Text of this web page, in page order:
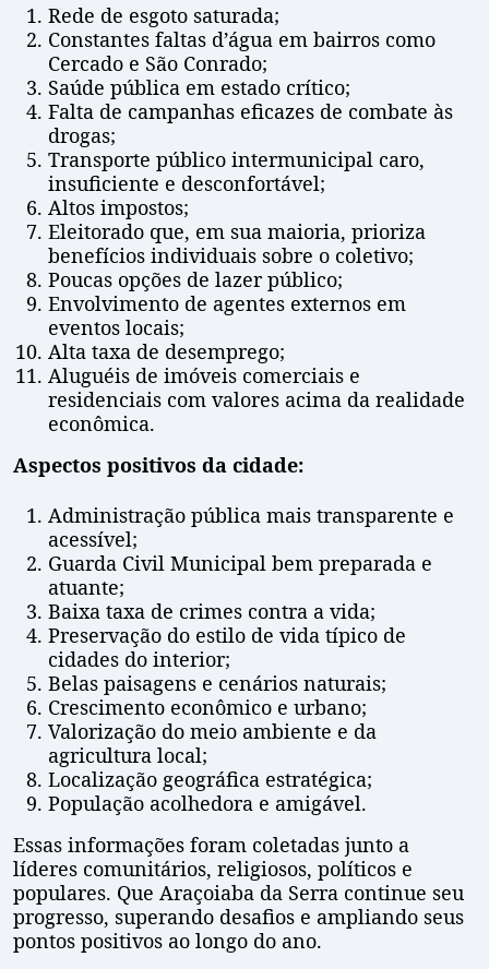
Rede de esgoto saturada;
Constantes faltas d’água em bairros como
Cercado e São Conrado;
Saúde pública em estado crítico;
Falta de campanhas eficazes de combate às
drogas;
Transporte público intermunicipal caro,
insuficiente e desconfortável;
Altos impostos;
Eleitorado que, em sua maioria, prioriza
benefícios individuais sobre o coletivo;
Poucas opções de lazer público;
Envolvimento de agentes externos em
eventos locais;
Alta taxa de desemprego;
Aluguéis de imóveis comerciais e
residenciais com valores acima da realidade
econômica.
Aspectos positivos da cidade:
Administração pública mais transparente e
acessível;
Guarda Civil Municipal bem preparada e
atuante;
Baixa taxa de crimes contra a vida;
Preservação do estilo de vida típico de
cidades do interior;
Belas paisagens e cenários naturais;
Crescimento econômico e urbano;
Valorização do meio ambiente e da
agricultura local;
Localização geográfica estratégica;
População acolhedora e amigável.
Essas informações foram coletadas junto a
líderes comunitários, religiosos, políticos e
populares. Que Araçoiaba da Serra continue seu
progresso, superando desafios e ampliando seus
pontos positivos ao longo do ano.